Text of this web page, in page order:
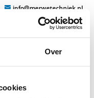
Over
info@merwetechniek.nl
producten
46